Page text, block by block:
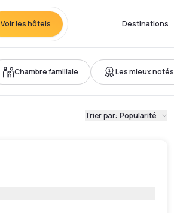
Voir les hôtels Destinations
Chambre familiale Les mieux notés
Trier par: Popularité